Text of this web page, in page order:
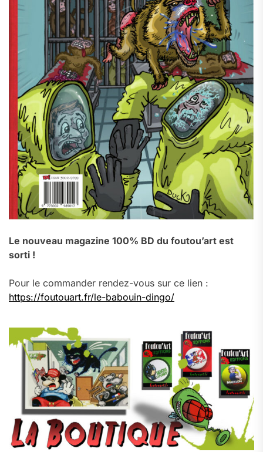
Le nouveau magazine 100% BD du foutou’art est
sorti !
Pour le commander rendez-vous sur ce lien :
https://foutouart.fr/le-babouin-dingo/